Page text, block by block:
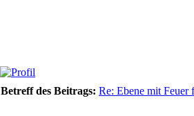
Betreff des Beitrags: Re: Ebene mit Feuer